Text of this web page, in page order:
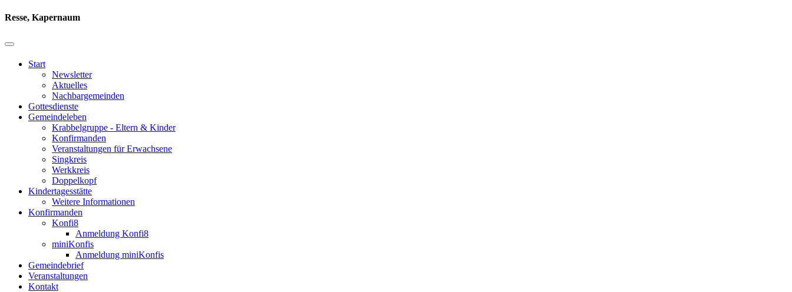
Resse, Kapernaum
Start
Newsletter
Aktuelles
Nachbargemeinden
Gottesdienste
Gemeindeleben
Krabbelgruppe - Eltern & Kinder
Konfirmanden
Veranstaltungen für Erwachsene
Singkreis
Werkkreis
Doppelkopf
Kindertagesstätte
Weitere Informationen
Konfirmanden
Konfi8
Anmeldung Konfi8
miniKonfis
Anmeldung miniKonfis
Gemeindebrief
Veranstaltungen
Kontakt